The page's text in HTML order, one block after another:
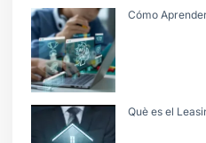
Cómo
Què es el